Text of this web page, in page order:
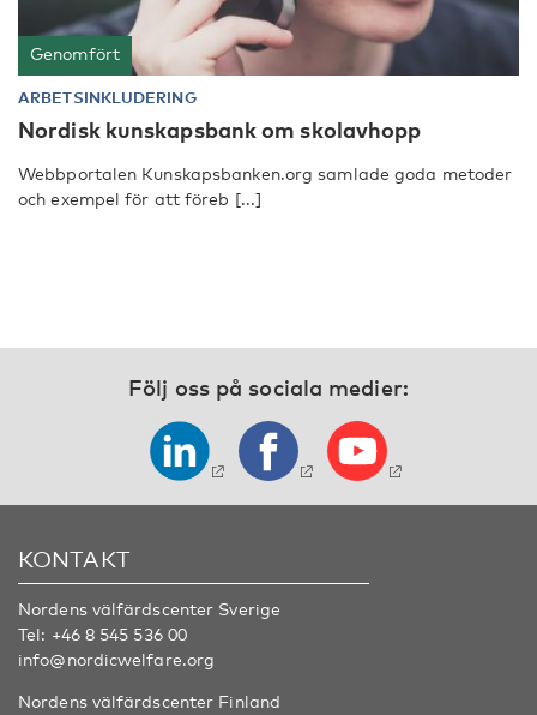
Genomfört
ARBETSINKLUDERING
Nordisk kunskapsbank om skolavhopp
Webbportalen Kunskapsbanken.org samlade goda metoder
och exempel för att föreb [...]
Följ oss på sociala medier:
KONTAKT
Nordens välfärdscenter Sverige
Tel: +46 8 545 536 00
info@nordicwelfare.org
Nordens välfärdscenter Finland